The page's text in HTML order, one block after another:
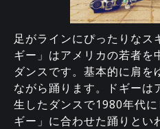
足がラインにぴったりなス
ギー」はアメリカの若者を
ダンスです。基本的に肩を
ながら踊ります。ドギーは
生したダンスで1980年代
ギー」に合わせた踊りとい